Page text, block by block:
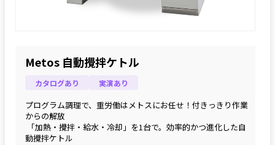
Metos 自動攪拌ケトル
カタログあり 実演あり
プログラム調理で、重労働はメトスにお任せ！付きっきり作業
からの解放
「加熱・攪拌・給水・冷却」を1台で。効率的かつ進化した自
動攪拌ケトル